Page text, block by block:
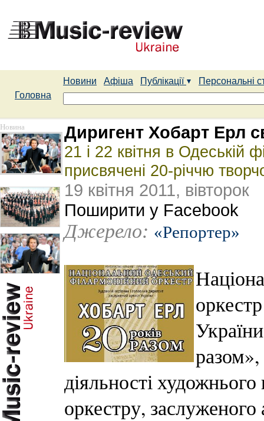
Новини Афіша Публікації
Персональні
Головна
Новина Диригент Хобарт Ерл
21 і 22 квітня в Одеській
присвячені 20-річчю
19 квітня 2011, вівторок
Поширити у Facebook
Джерело: «Репортер»
діяльності
оркестру,